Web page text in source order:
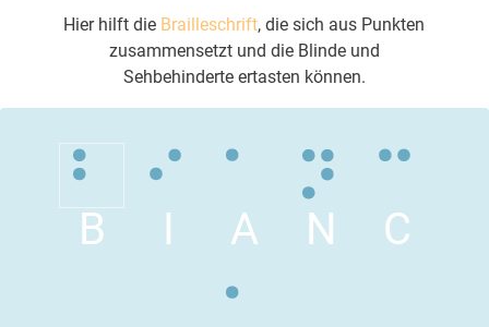
Hier hilft die Brailleschrift, die sich aus Punkten
zusammensetzt und die Blinde und
Sehbehinderte ertasten können.
B I A N C